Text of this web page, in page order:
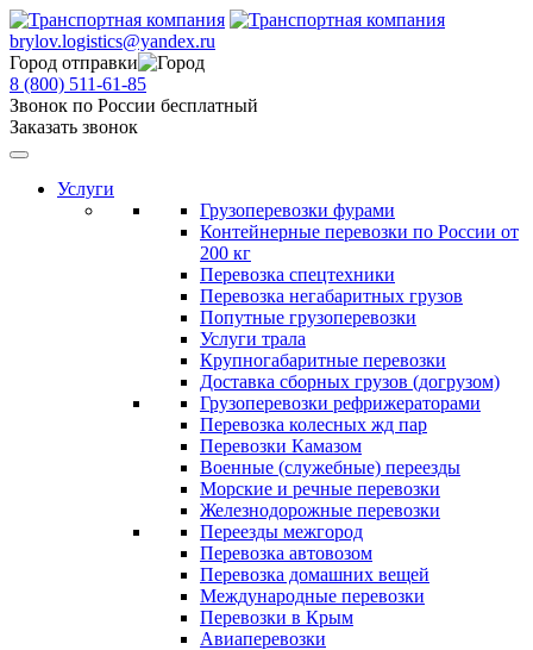
brylov.logistics@yandex.ru
Город отправки
8 (800) 511-61-85
Звонок по России бесплатный
Заказать звонок
Услуги
Грузоперевозки фурами
Контейнерные перевозки по России от
200 кг
Перевозка спецтехники
Перевозка негабаритных грузов
Попутные грузоперевозки
Услуги трала
Крупногабаритные перевозки
Доставка сборных грузов (догрузом)
Грузоперевозки рефрижераторами
Перевозка колесных жд пар
Перевозки Камазом
Военные (служебные) переезды
Морские и речные перевозки
Железнодорожные перевозки
Переезды межгород
Перевозка автовозом
Перевозка домашних вещей
Международные перевозки
Перевозки в Крым
Авиаперевозки